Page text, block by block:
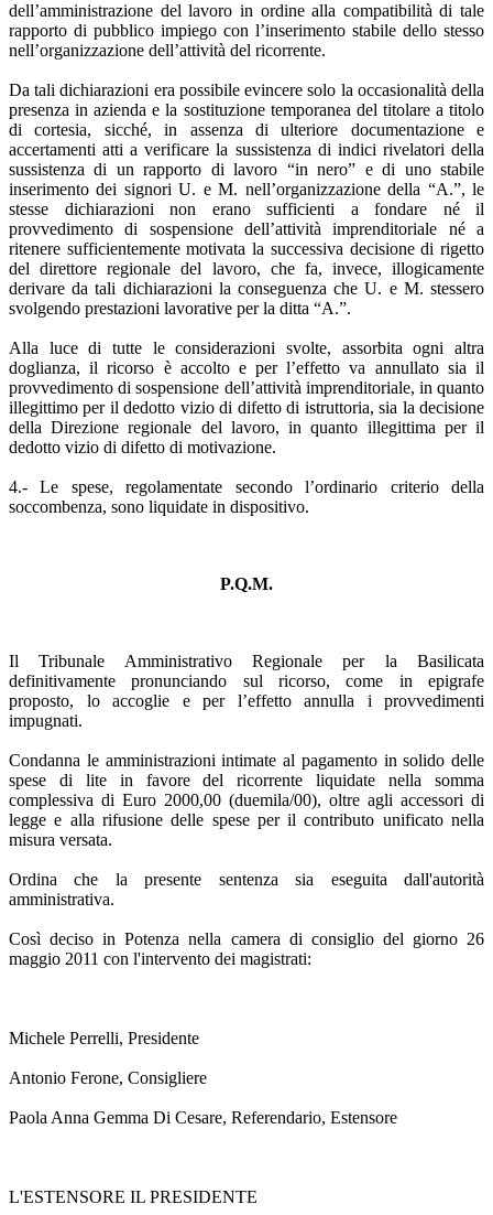
dell’amministrazione del lavoro in ordine alla compatibilità di tale
rapporto di pubblico impiego con l’inserimento stabile dello stesso
nell’organizzazione dell’attività del ricorrente.
Da tali dichiarazioni era possibile evincere solo la occasionalità della
presenza in azienda e la sostituzione temporanea del titolare a titolo
di cortesia, sicché, in assenza di ulteriore documentazione e
accertamenti atti a verificare la sussistenza di indici rivelatori della
sussistenza di un rapporto di lavoro “in nero” e di uno stabile
inserimento dei signori U. e M. nell’organizzazione della “A.”, le
stesse dichiarazioni non erano sufficienti a fondare né il
provvedimento di sospensione dell’attività imprenditoriale né a
ritenere sufficientemente motivata la successiva decisione di rigetto
del direttore regionale del lavoro, che fa, invece, illogicamente
derivare da tali dichiarazioni la conseguenza che U. e M. stessero
svolgendo prestazioni lavorative per la ditta “A.”.
Alla luce di tutte le considerazioni svolte, assorbita ogni altra
doglianza, il ricorso è accolto e per l’effetto va annullato sia il
provvedimento di sospensione dell’attività imprenditoriale, in quanto
illegittimo per il dedotto vizio di difetto di istruttoria, sia la decisione
della Direzione regionale del lavoro, in quanto illegittima per il
dedotto vizio di difetto di motivazione.
4.- Le spese, regolamentate secondo l’ordinario criterio della
soccombenza, sono liquidate in dispositivo.
P.Q.M.
Il Tribunale Amministrativo Regionale per la Basilicata
definitivamente pronunciando sul ricorso, come in epigrafe
proposto, lo accoglie e per l’effetto annulla i provvedimenti
impugnati.
Condanna le amministrazioni intimate al pagamento in solido delle
spese di lite in favore del ricorrente liquidate nella somma
complessiva di Euro 2000,00 (duemila/00), oltre agli accessori di
legge e alla rifusione delle spese per il contributo unificato nella
misura versata.
Ordina che la presente sentenza sia eseguita dall'autorità
amministrativa.
Così deciso in Potenza nella camera di consiglio del giorno 26
maggio 2011 con l'intervento dei magistrati:
Michele Perrelli, Presidente
Antonio Ferone, Consigliere
Paola Anna Gemma Di Cesare, Referendario, Estensore
L'ESTENSORE IL PRESIDENTE